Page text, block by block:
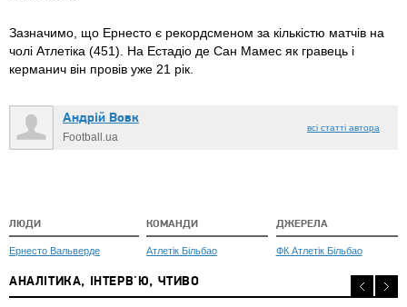
Зазначимо, що Ернесто є рекордсменом за кількістю матчів на
чолі Атлетіка (451). На Естадіо де Сан Мамес як гравець і
керманич він провів уже 21 рік.
Андрій Вовк
Football.ua
всі статті автора
ЛЮДИ
Ернесто Вальверде
КОМАНДИ
Атлетік Більбао
ДЖЕРЕЛА
ФК Атлетік Більбао
АНАЛІТИКА, ІНТЕРВ'Ю, ЧТИВО